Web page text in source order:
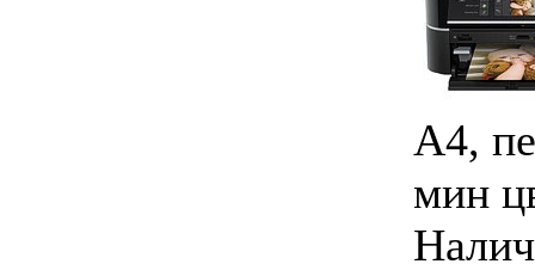
A4,
мин